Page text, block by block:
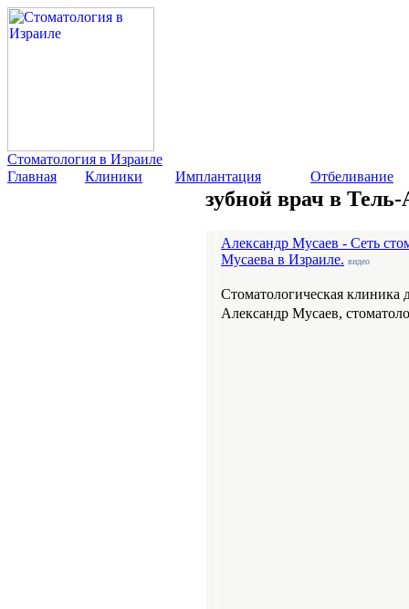
Стоматология в Израиле
Главная
Клиники Имплантация Отбеливание
зубной врач в
Александр Мусаев - Сеть
Мусаева в Израиле. видео
Стоматологическая клиника
Александр Мусаев,